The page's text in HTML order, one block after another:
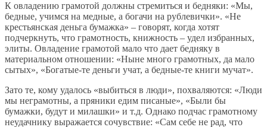
К овладению грамотой должны стремиться и бедняки: «Мы,
бедные, учимся на медные, а богачи на рублевички». «Не
крестьянская деньга бумажка» – говорят, когда хотят
подчеркнуть, что грамотность, книжность – удел избранных,
элиты. Овладение грамотой мало что дает бедняку в
материальном отношении: «Ныне много грамотных, да мало
сытых», «Богатые-те деньги учат, а бедные-те книги мучат».
Зато те, кому удалось «выбиться в люди», похваляются: «Люди
мы неграмотны, а пряники едим писаные», «Были бы
бумажки, будут и милашки» и т.д. Однако подчас грамотному
неудачнику выражается сочувствие: «Сам себе не рад, что